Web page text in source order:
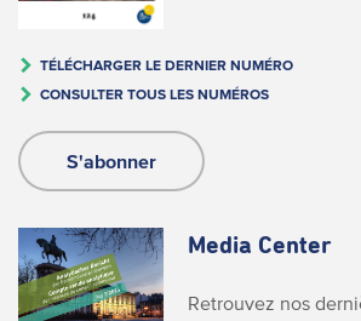
TÉLÉCHARGER LE DERNIER NUMÉRO
CONSULTER TOUS LES NUMÉROS
S'abonner
Media Center
Retrouvez nos